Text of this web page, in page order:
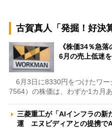
古賀真人「発掘！好決
《株価34％急
6月の売上低迷
6月3日に8330円をつけたワー
7564）の株価は、わずか1カ月
三菱重工が「AIインフラの新
運 エヌビディアとの提携で